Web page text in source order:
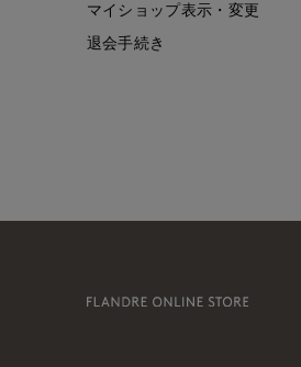
マイショップ表示・変更
退会手続き